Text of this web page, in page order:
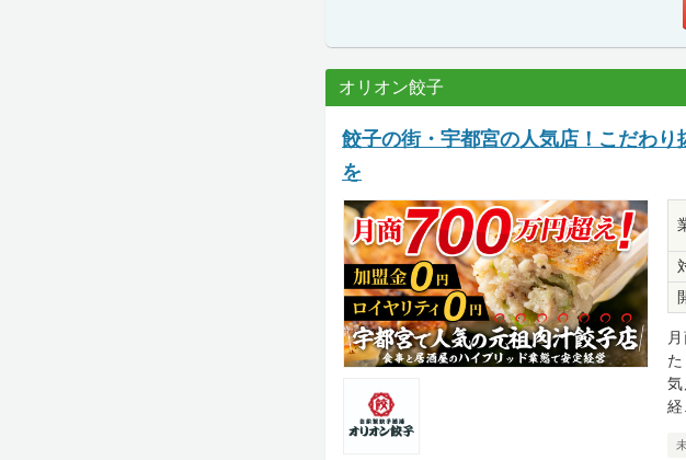
オリオン餃子
餃子の街・宇都宮の人気店！こだわ
を
経